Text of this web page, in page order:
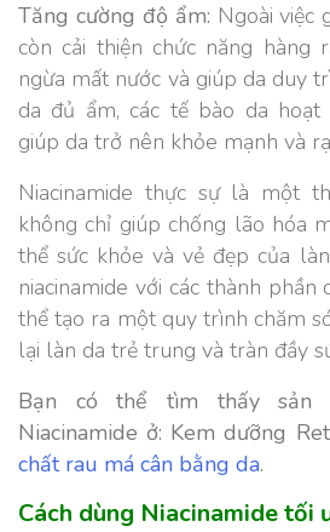
Tăng cường độ ẩm: Ngoài việc
còn cải thiện chức năng hàng
ngừa mất nước và giúp da duy
da đủ ẩm, các tế bào da hoạt
giúp da trở nên khỏe mạnh và
Niacinamide thực sự là một
không chỉ giúp chống lão hóa
thể sức khỏe và vẻ đẹp của
niacinamide với các thành phần
thể tạo ra một quy trình chăm
lại làn da trẻ trung và tràn đầy
Bạn có thể tìm thấy sản
Niacinamide ở: Kem dưỡng
chất rau má cân bằng da.
Cách dùng Niacinamide tối